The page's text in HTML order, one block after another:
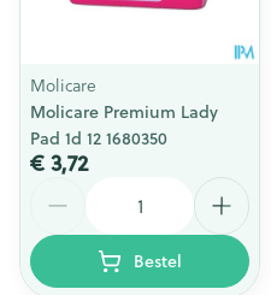
Molicare
Molicare Premium Lady
Pad 1d 12 1680350
€ 3,72
Bestel